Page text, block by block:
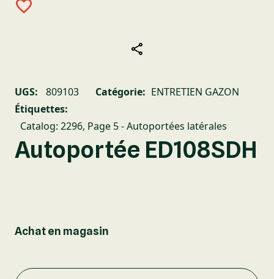
UGS: 809103 Catégorie: ENTRETIEN GAZON
Étiquettes:
Catalog: 2296, Page 5 - Autoportées latérales
Autoportée ED108SDH
Achat en magasin